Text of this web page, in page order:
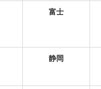
富士
静岡